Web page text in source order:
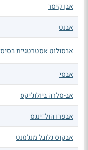
אבן קיסר
אבנט
אבסולוט אסטרטגיית בסיס
אבסי
אב-סלרה ביולוג'יקס
אבפרו הולדינגס
אבקוס גלובל מנג'מנט